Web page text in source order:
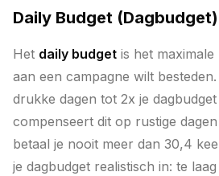
Daily Budget (Dagbudget)
Het daily budget is het
aan een campagne wilt
drukke dagen tot 2x je
compenseert dit op rustige
betaal je nooit meer dan 30,4
je dagbudget realistisch in: te